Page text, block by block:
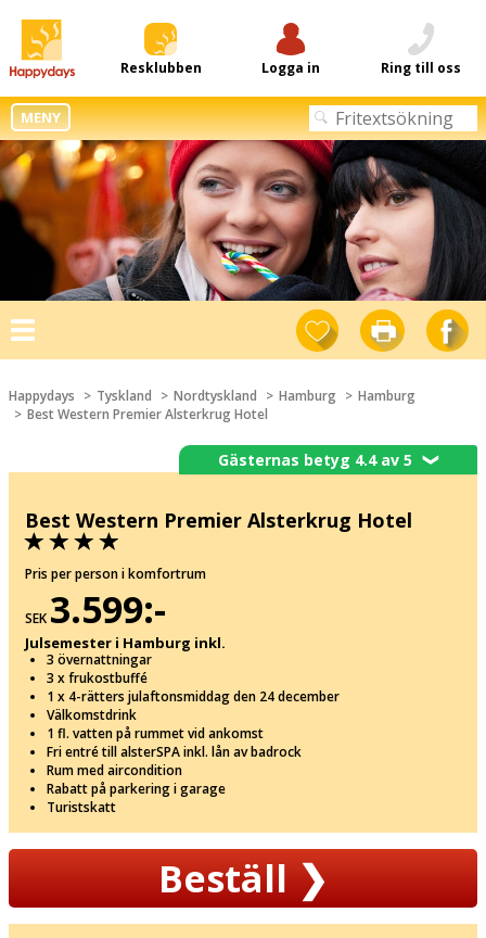
Resklubben Logga in Ring till oss
MENY
Toggle
navigation
Happydays Tyskland Nordtyskland Hamburg
Hamburg
Best Western Premier Alsterkrug Hotel
Gästernas betyg 4.4 av 5❯
Best Western Premier Alsterkrug Hotel
Pris per person i komfortrum
SEK 3.599:-
Julsemester i Hamburg inkl.
3 övernattningar
3 x frukostbuffé
1 x 4-rätters julaftonsmiddag den 24 december
Välkomstdrink
1 fl. vatten på rummet vid ankomst
Fri entré till alsterSPA inkl. lån av badrock
Rum med aircondition
Rabatt på parkering i garage
Turistskatt
Beställ❯